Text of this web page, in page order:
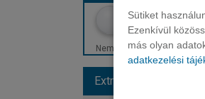
Sütiket
Ezenkívül
más olyan
adatkezelési
Nem minden szín érhető
Extrák és színek